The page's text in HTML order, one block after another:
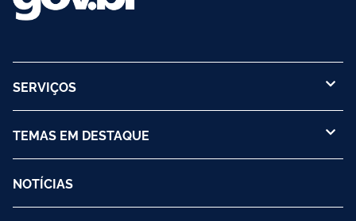
SERVIÇOS
TEMAS EM DESTAQUE
NOTÍCIAS